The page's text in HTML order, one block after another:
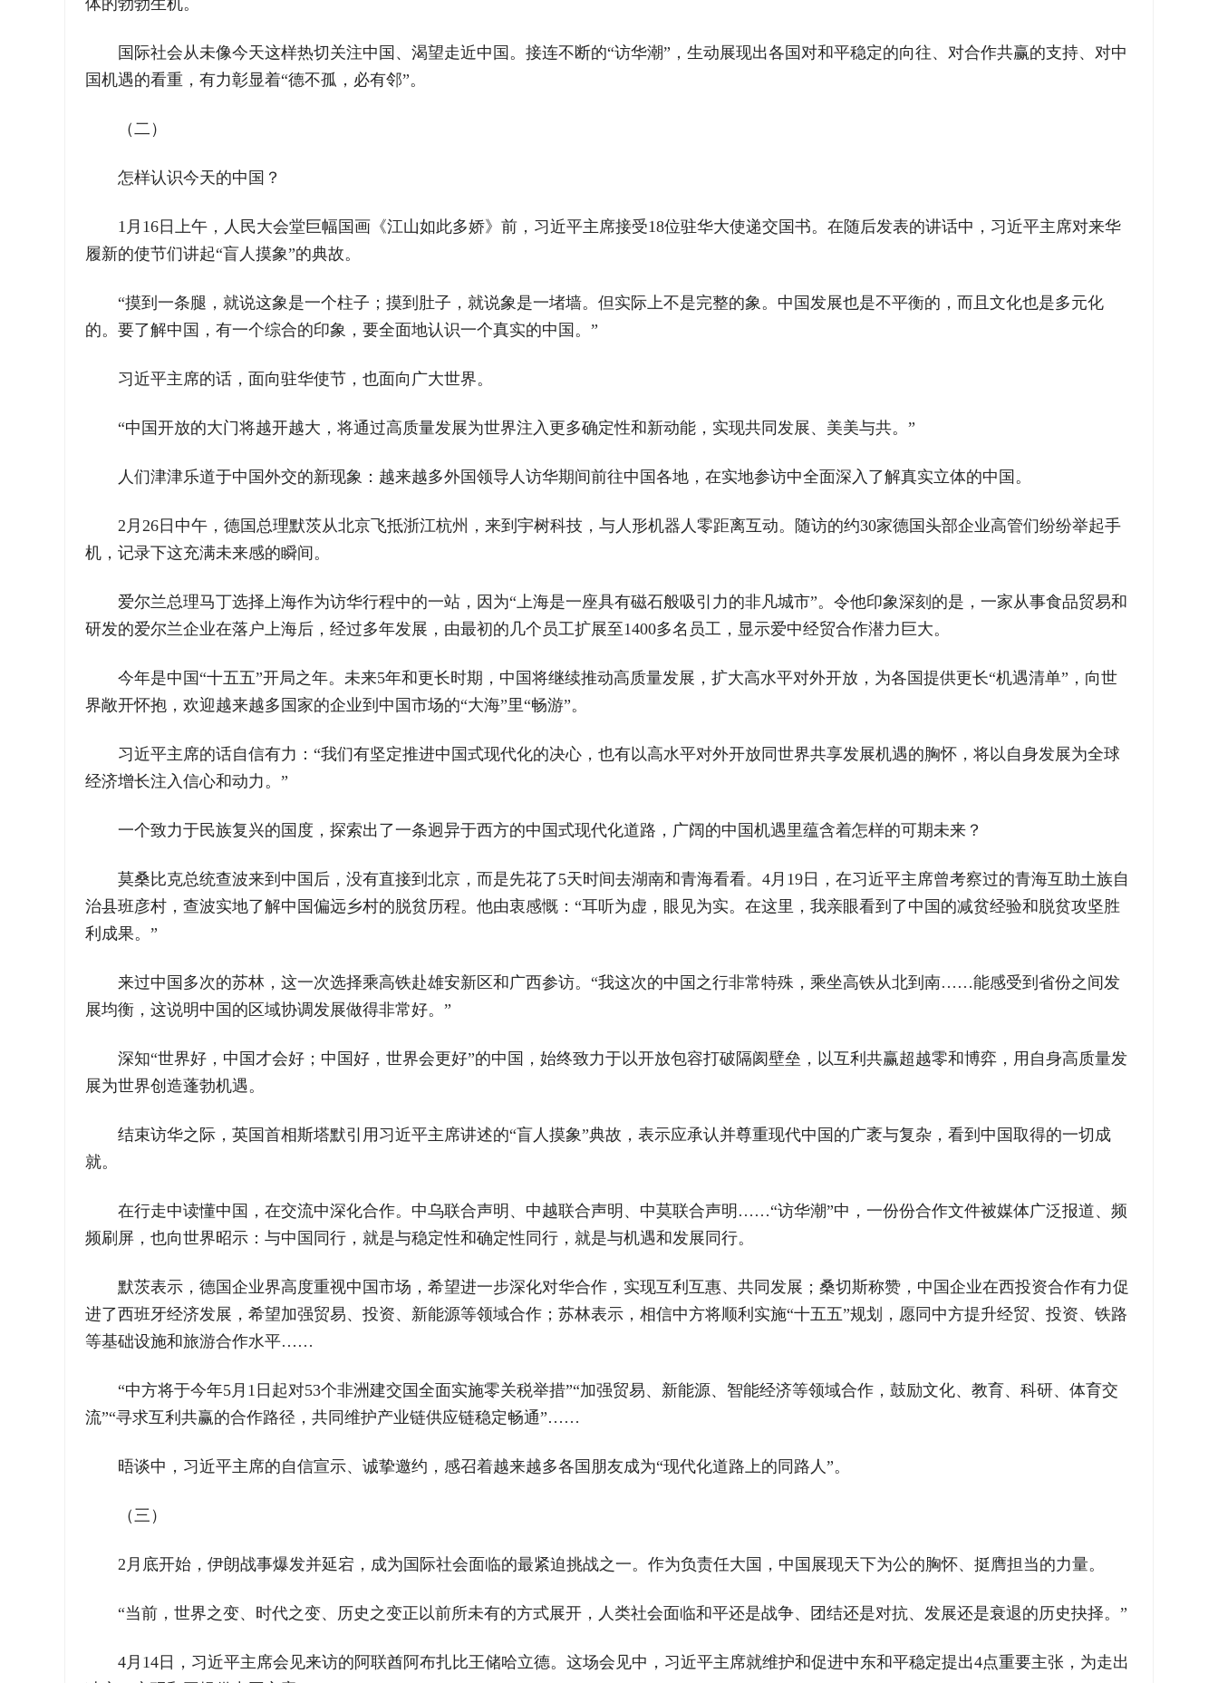
体的勃勃生机。
国际社会从未像今天这样热切关注中国、渴望走近中国。接连不断的“访华潮”，生动展现出各国对和平稳定的向往、对合作共赢的支持、对中
国机遇的看重，有力彰显着“德不孤，必有邻”。
（二）
怎样认识今天的中国？
1月16日上午，人民大会堂巨幅国画《江山如此多娇》前，习近平主席接受18位驻华大使递交国书。在随后发表的讲话中，习近平主席对来华
履新的使节们讲起“盲人摸象”的典故。
“摸到一条腿，就说这象是一个柱子；摸到肚子，就说象是一堵墙。但实际上不是完整的象。中国发展也是不平衡的，而且文化也是多元化
的。要了解中国，有一个综合的印象，要全面地认识一个真实的中国。”
习近平主席的话，面向驻华使节，也面向广大世界。
“中国开放的大门将越开越大，将通过高质量发展为世界注入更多确定性和新动能，实现共同发展、美美与共。”
人们津津乐道于中国外交的新现象：越来越多外国领导人访华期间前往中国各地，在实地参访中全面深入了解真实立体的中国。
2月26日中午，德国总理默茨从北京飞抵浙江杭州，来到宇树科技，与人形机器人零距离互动。随访的约30家德国头部企业高管们纷纷举起手
机，记录下这充满未来感的瞬间。
爱尔兰总理马丁选择上海作为访华行程中的一站，因为“上海是一座具有磁石般吸引力的非凡城市”。令他印象深刻的是，一家从事食品贸易和
研发的爱尔兰企业在落户上海后，经过多年发展，由最初的几个员工扩展至1400多名员工，显示爱中经贸合作潜力巨大。
今年是中国“十五五”开局之年。未来5年和更长时期，中国将继续推动高质量发展，扩大高水平对外开放，为各国提供更长“机遇清单”，向世
界敞开怀抱，欢迎越来越多国家的企业到中国市场的“大海”里“畅游”。
习近平主席的话自信有力：“我们有坚定推进中国式现代化的决心，也有以高水平对外开放同世界共享发展机遇的胸怀，将以自身发展为全球
经济增长注入信心和动力。”
一个致力于民族复兴的国度，探索出了一条迥异于西方的中国式现代化道路，广阔的中国机遇里蕴含着怎样的可期未来？
莫桑比克总统查波来到中国后，没有直接到北京，而是先花了5天时间去湖南和青海看看。4月19日，在习近平主席曾考察过的青海互助土族自
治县班彦村，查波实地了解中国偏远乡村的脱贫历程。他由衷感慨：“耳听为虚，眼见为实。在这里，我亲眼看到了中国的减贫经验和脱贫攻坚胜
利成果。”
来过中国多次的苏林，这一次选择乘高铁赴雄安新区和广西参访。“我这次的中国之行非常特殊，乘坐高铁从北到南……能感受到省份之间发
展均衡，这说明中国的区域协调发展做得非常好。”
深知“世界好，中国才会好；中国好，世界会更好”的中国，始终致力于以开放包容打破隔阂壁垒，以互利共赢超越零和博弈，用自身高质量发
展为世界创造蓬勃机遇。
结束访华之际，英国首相斯塔默引用习近平主席讲述的“盲人摸象”典故，表示应承认并尊重现代中国的广袤与复杂，看到中国取得的一切成
就。
在行走中读懂中国，在交流中深化合作。中乌联合声明、中越联合声明、中莫联合声明……“访华潮”中，一份份合作文件被媒体广泛报道、频
频刷屏，也向世界昭示：与中国同行，就是与稳定性和确定性同行，就是与机遇和发展同行。
默茨表示，德国企业界高度重视中国市场，希望进一步深化对华合作，实现互利互惠、共同发展；桑切斯称赞，中国企业在西投资合作有力促
进了西班牙经济发展，希望加强贸易、投资、新能源等领域合作；苏林表示，相信中方将顺利实施“十五五”规划，愿同中方提升经贸、投资、铁路
等基础设施和旅游合作水平……
“中方将于今年5月1日起对53个非洲建交国全面实施零关税举措”“加强贸易、新能源、智能经济等领域合作，鼓励文化、教育、科研、体育交
流”“寻求互利共赢的合作路径，共同维护产业链供应链稳定畅通”……
晤谈中，习近平主席的自信宣示、诚挚邀约，感召着越来越多各国朋友成为“现代化道路上的同路人”。
（三）
2月底开始，伊朗战事爆发并延宕，成为国际社会面临的最紧迫挑战之一。作为负责任大国，中国展现天下为公的胸怀、挺膺担当的力量。
“当前，世界之变、时代之变、历史之变正以前所未有的方式展开，人类社会面临和平还是战争、团结还是对抗、发展还是衰退的历史抉择。”
4月14日，习近平主席会见来访的阿联酋阿布扎比王储哈立德。这场会见中，习近平主席就维护和促进中东和平稳定提出4点重要主张，为走出